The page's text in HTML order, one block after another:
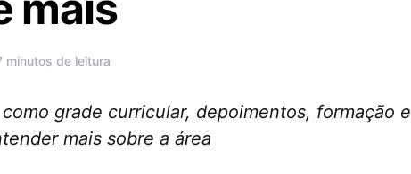
minutos de leitura
grade curricular, depoimentos, formação e
mais sobre a área